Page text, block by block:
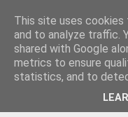
This site uses
and to analyze traffic.
shared with Google
metrics to ensure
statistics, and to